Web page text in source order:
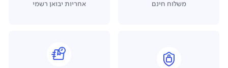
משלוח חינם אחריות יבואן רשמי